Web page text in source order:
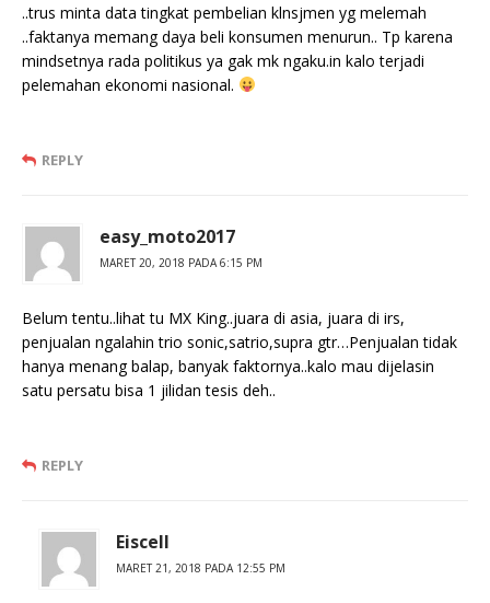
..trus minta data tingkat pembelian klnsjmen yg melemah
..faktanya memang daya beli konsumen menurun.. Tp karena
mindsetnya rada politikus ya gak mk ngaku.in kalo terjadi
pelemahan ekonomi nasional.
REPLY
easy_moto2017
MARET 20, 2018 PADA 6:15 PM
Belum tentu..lihat tu MX King..juara di asia, juara di irs,
penjualan ngalahin trio sonic,satrio,supra gtr…Penjualan tidak
hanya menang balap, banyak faktornya..kalo mau dijelasin
satu persatu bisa 1 jilidan tesis deh..
REPLY
Eiscell
MARET 21, 2018 PADA 12:55 PM